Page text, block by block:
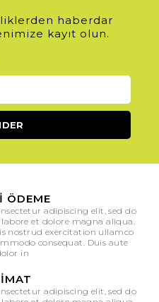
yüz, kendimizi
güzel görmek istemez
olanına doğru
sağlıklı yiyecekler,
ilk savunma
veCilt bakım
Olmanın Yoları
hayat verir, cildimize
ayrıca egzersiz ya
harcadığımız
haberdar
kayıt olun.
ÖDEME
adipiscing elit, sed do
et dolore magna aliqua.
nostrud exercitation ullamco
consequat. Duis aute
in
adipiscing elit, sed do